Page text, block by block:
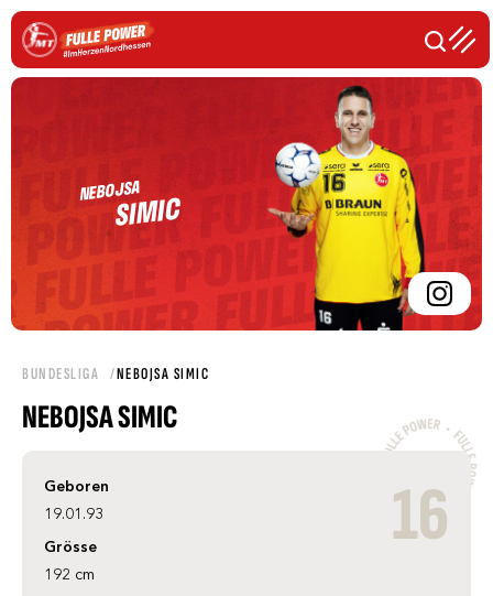
NEBOJSA
SIMIC
BUNDESLIGA NEBOJSA SIMIC
NEBOJSA SIMIC
Geboren
19.01.93
Grösse
192 cm
16